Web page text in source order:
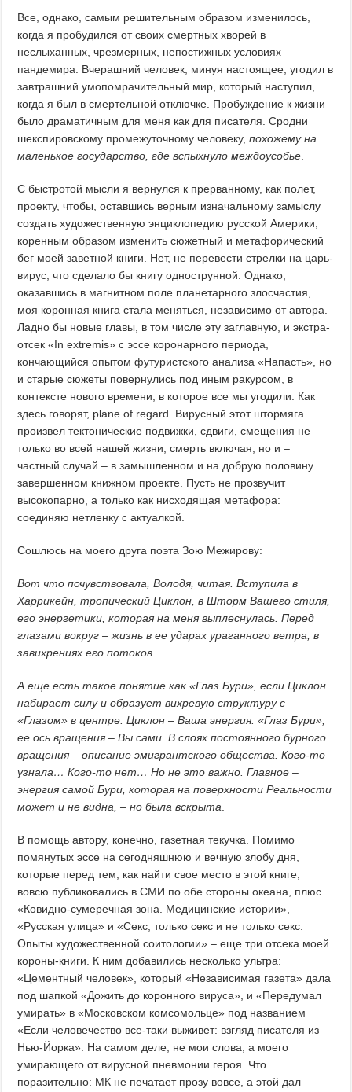
Все, однако, самым решительным образом изменилось,
когда я пробудился от своих смертных хворей в
неслыханных, чрезмерных, непостижных условиях
пандемира. Вчерашний человек, минуя настоящее, угодил в
завтрашний умопомрачительный мир, который наступил,
когда я был в смертельной отключке. Пробуждение к жизни
было драматичным для меня как для писателя. Сродни
шекспировскому промежуточному человеку,похожему на
маленькое государство, где вспыхнуло междоусобье.
С быстротой мысли я вернулся к прерванному, как полет,
проекту, чтобы, оставшись верным изначальному замыслу
создать художественную энциклопедию русской Америки,
коренным образом изменить сюжетный и метафорический
бег моей заветной книги. Нет, не перевести стрелки на царь-
вирус, что сделало бы книгу однострунной. Однако,
оказавшись в магнитном поле планетарного злосчастия,
моя коронная книга стала меняться, независимо от автора.
Ладно бы новые главы, в том числе эту заглавную, и экстра-
отсек «In extremis» с эссе коронарного периода,
кончающийся опытом футуристского анализа «Напасть», но
и старые сюжеты повернулись под иным ракурсом, в
контексте нового времени, в которое все мы угодили. Как
здесь говорят, plane of regard. Вирусный этот штормяга
произвел тектонические подвижки, сдвиги, смещения не
только во всей нашей жизни, смерть включая, но и –
частный случай – в замышленном и на добрую половину
завершенном книжном проекте. Пусть не прозвучит
высокопарно, а только как нисходящая метафора:
соединяю нетленку с актуалкой.
Сошлюсь на моего друга поэта Зою Межирову:
Вот что почувствовала, Володя, читая. Вступила в
Харрикейн, тропический Циклон, в Шторм Вашего стиля,
его энергетики, которая на меня выплеснулась. Перед
глазами вокруг – жизнь в ее ударах ураганного ветра, в
завихрениях его потоков.
А еще есть такое понятие как «Глаз Бури», если Циклон
набирает силу и образует вихревую структуру с
«Глазом» в центре. Циклон – Ваша энергия. «Глаз Бури»,
ее ось вращения – Вы сами. В слоях постоянного бурного
вращения – описание эмигрантского общества. Кого-то
узнала… Кого-то нет… Но не это важно. Главное –
энергия самой Бури, которая на поверхности Реальности
может и не видна, – но была вскрыта.
В помощь автору, конечно, газетная текучка. Помимо
помянутых эссе на сегодняшнюю и вечную злобу дня,
которые перед тем, как найти свое место в этой книге,
вовсю публиковались в СМИ по обе стороны океана, плюс
«Ковидно-сумеречная зона. Медицинские истории»,
«Русская улица» и «Секс, только секс и не только секс.
Опыты художественной соитологии» – еще три отсека моей
короны-книги. К ним добавились несколько ультра:
«Цементный человек», который «Независимая газета» дала
под шапкой «Дожить до коронного вируса», и «Передумал
умирать» в «Московском комсомольце» под названием
«Если человечество все-таки выживет: взгляд писателя из
Нью-Йорка». На самом деле, не мои слова, а моего
умирающего от вирусной пневмонии героя. Что
поразительно: МК не печатает прозу вовсе, а этой дал